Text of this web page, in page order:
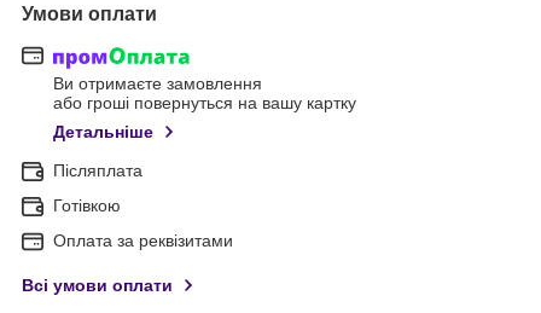
Умови оплати
Ви отримаєте замовлення
або гроші повернуться на вашу картку
Детальніше
Післяплата
Готівкою
Оплата за реквізитами
Всі умови оплати